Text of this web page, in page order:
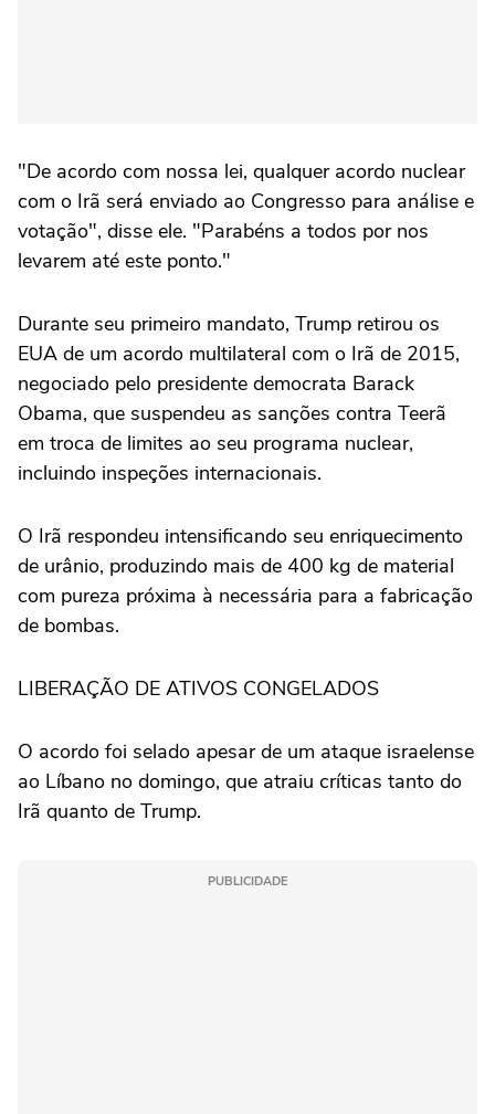
"De acordo com nossa lei, qualquer acordo nuclear
com o Irã será enviado ao Congresso para análise e
votação", disse ele. "Parabéns a todos por nos
levarem até este ponto."
Durante seu primeiro mandato, Trump retirou os
EUA de um acordo multilateral com o Irã de 2015,
negociado pelo presidente democrata Barack
Obama, que ⁠suspendeu as sanções contra Teerã
em troca de limites ao seu programa nuclear,
incluindo inspeções internacionais.
O Irã respondeu intensificando seu enriquecimento
de urânio, produzindo mais de 400 kg de material
com pureza próxima à necessária para a fabricação
de bombas.
LIBERAÇÃO DE ATIVOS CONGELADOS
O acordo foi selado apesar de um ataque israelense
ao Líbano no domingo, que atraiu críticas tanto do
Irã quanto de Trump.
PUBLICIDADE